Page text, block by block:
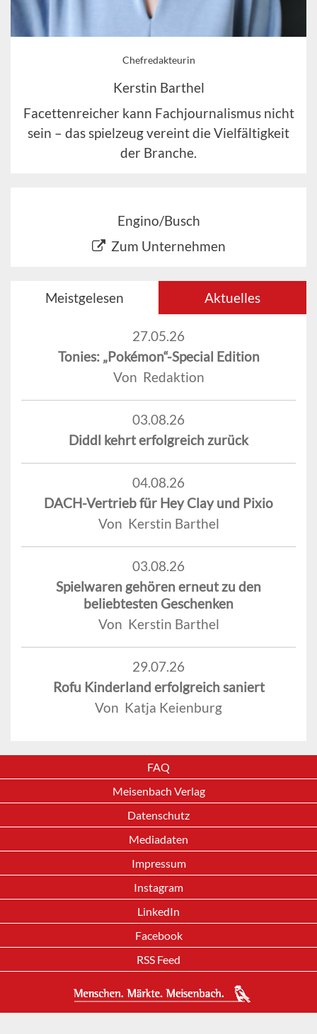
Chefredakteurin
Kerstin Barthel
Facettenreicher kann Fachjournalismus nicht
sein – das spielzeug vereint die Vielfältigkeit
der Branche.
Engino/Busch
Zum Unternehmen
Meistgelesen Aktuelles
27.05.26
Tonies: „Pokémon“-Special Edition
Von Redaktion
03.08.26
Diddl kehrt erfolgreich zurück
04.08.26
DACH-Vertrieb für Hey Clay und Pixio
Von Kerstin Barthel
03.08.26
Spielwaren gehören erneut zu den
beliebtesten Geschenken
Von Kerstin Barthel
29.07.26
Rofu Kinderland erfolgreich saniert
Von Katja Keienburg
FAQ
Meisenbach Verlag
Datenschutz
Mediadaten
Impressum
Instagram
LinkedIn
Facebook
RSS Feed